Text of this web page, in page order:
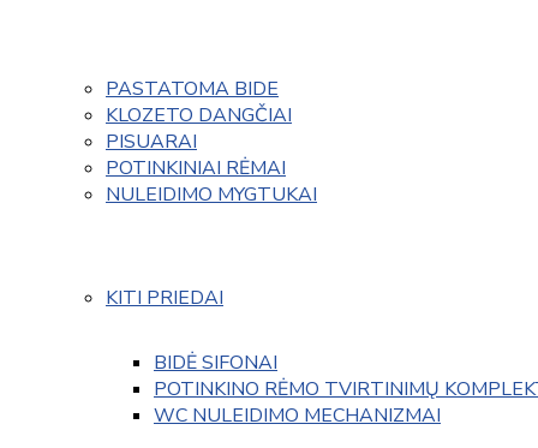
PASTATOMA BIDE
KLOZETO DANGČIAI
PISUARAI
POTINKINIAI RĖMAI
NULEIDIMO MYGTUKAI
KITI PRIEDAI
BIDĖ SIFONAI
POTINKINO RĖMO TVIRTINIMŲ
WC NULEIDIMO MECHANIZMAI